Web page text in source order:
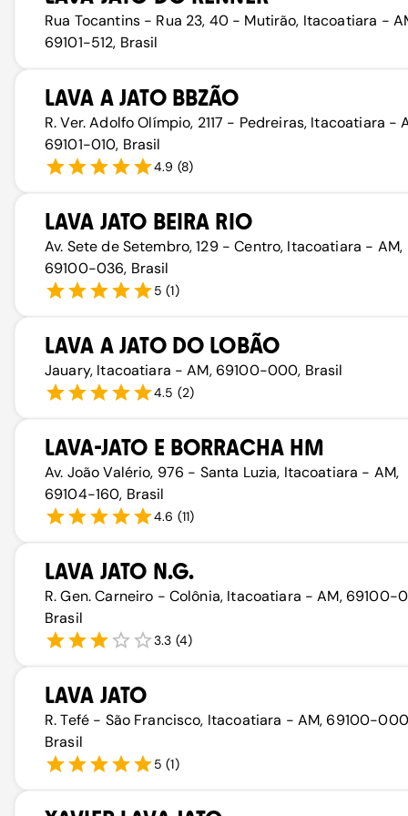
Rua Tocantins - Rua 23, 40 - Mutirão, Itacoatiara -
69101-512, Brasil
LAVA A JATO BBZÃO
R. Ver. Adolfo Olímpio, 2117 - Pedreiras, Itacoatiara -
69101-010, Brasil
4.9 (8)
LAVA JATO BEIRA RIO
Av. Sete de Setembro, 129 - Centro, Itacoatiara - AM,
69100-036, Brasil
5 (1)
LAVA A JATO DO LOBÃO
Jauary, Itacoatiara - AM, 69100-000, Brasil
4.5 (2)
LAVA-JATO E BORRACHA HM
Av. João Valério, 976 - Santa Luzia, Itacoatiara - AM,
69104-160, Brasil
4.6 (11)
LAVA JATO N.G.
R. Gen. Carneiro - Colônia, Itacoatiara - AM, 69100-
Brasil
3.3 (4)
LAVA JATO
R. Tefé - São Francisco, Itacoatiara - AM, 69100-
Brasil
5 (1)